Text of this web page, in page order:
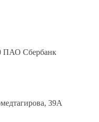
ПАО Сбербанк
39A